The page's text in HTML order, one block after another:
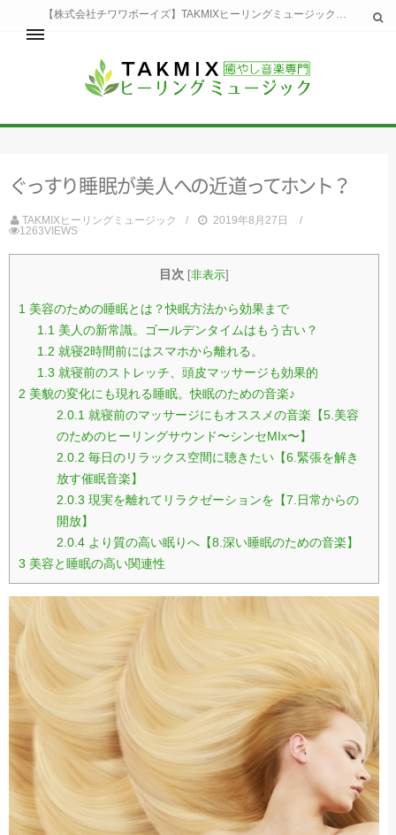
【株式会社チワワボーイズ】TAKMIXヒーリングミュージックへようこそ。TAKMIXヒーリングミュージックは貴方に特別な癒やしの時間をご提供致します。
ホーム
睡眠
美容
お問い合わせ
運営会社
ぐっすり 睡眠が美 人 への近道ってホント ？
TAKMIXヒーリングミュージック
2019年8月27日
1263VIEWS
目次 [非表示]
1 美容のための睡眠とは？快眠方法から効果まで
1.1 美人の新常識。ゴールデンタイムはもう古い？
1.2 就寝2時間前にはスマホから離れる。
1.3 就寝前のストレッチ、頭皮マッサージも効果的
2 美貌の変化にも現れる睡眠。快眠のための音楽♪
2.0.1 就寝前のマッサージにもオススメの音楽【5.美容
のためのヒーリングサウンド〜シンセMIx〜】
2.0.2 毎日のリラックス空間に聴きたい【6.緊張を解き
放す催眠音楽】
2.0.3 現実を離れてリラクゼーションを【7.日常からの
開放】
2.0.4より質の高い眠りへ【8.深い睡眠のための音楽】
3 美容と睡眠の高い関連性